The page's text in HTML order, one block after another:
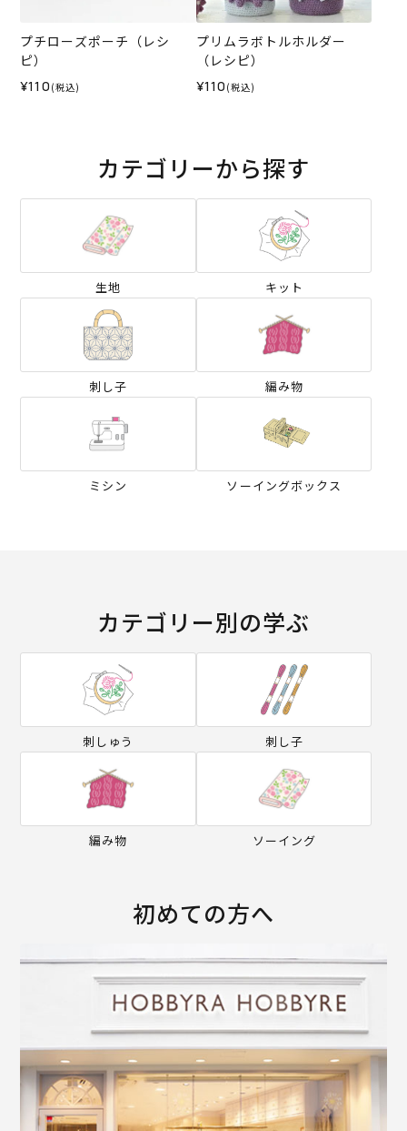
プチローズポーチ（レシ
ピ）
¥110 (税込)
プリムラボトルホルダー
（レシピ）
¥110 (税込)
カテゴリーから探す
生地 キット
刺し子 編み物
ミシン ソーイングボックス
カテゴリー別の学ぶ
刺しゅう 刺し子
編み物 ソーイング
初めての方へ